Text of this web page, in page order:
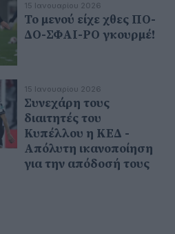
15 Ιανουαρίου 2026
Το μενού είχε χθες ΠΟ-
ΔΟ-ΣΦΑΙ-ΡΟ γκουρμέ!
15 Ιανουαρίου 2026
Συνεχάρη τους
διαιτητές του
Κυπέλλου η ΚΕΔ -
Απόλυτη ικανοποίηση
για την απόδοσή τους